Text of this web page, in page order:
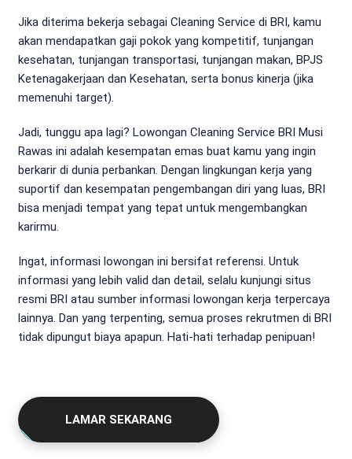
Jika diterima bekerja sebagai Cleaning Service di BRI, kamu
akan mendapatkan gaji pokok yang kompetitif, tunjangan
kesehatan, tunjangan transportasi, tunjangan makan, BPJS
Ketenagakerjaan dan Kesehatan, serta bonus kinerja (jika
memenuhi target).
Jadi, tunggu apa lagi? Lowongan Cleaning Service BRI Musi
Rawas ini adalah kesempatan emas buat kamu yang ingin
berkarir di dunia perbankan. Dengan lingkungan kerja yang
suportif dan kesempatan pengembangan diri yang luas, BRI
bisa menjadi tempat yang tepat untuk mengembangkan
karirmu.
Ingat, informasi lowongan ini bersifat referensi. Untuk
informasi yang lebih valid dan detail, selalu kunjungi situs
resmi BRI atau sumber informasi lowongan kerja terpercaya
lainnya. Dan yang terpenting, semua proses rekrutmen di BRI
tidak dipungut biaya apapun. Hati-hati terhadap penipuan!
LAMAR SEKARANG